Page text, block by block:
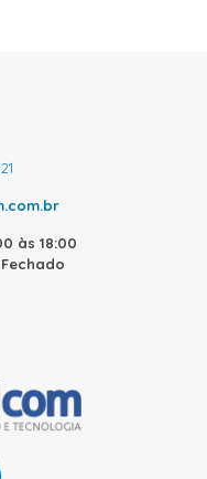
às 18:00
Fechado